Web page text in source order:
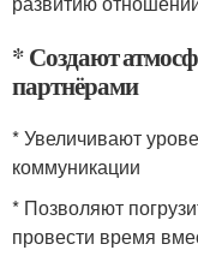
* Создают
партнёрами
* Увеличивают
коммуникации
* Позволяют
провести время